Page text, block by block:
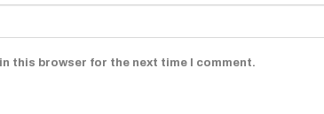
this browser for the next time I comment.